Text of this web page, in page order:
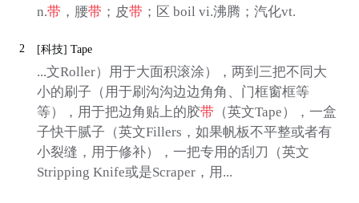
n.带 ，腰带 ；皮带 ；区 boil vi.沸腾；汽化vt.
2 [科技] Tape
...文Roller）用于大面积滚涂），两到三把不同大
小的刷子（用于刷沟沟边边角角、门框窗框等
等），用于把边角贴上的胶带 （英文Tape），一盒
子快干腻子（英文Fillers，如果帆板不平整或者有
小裂缝，用于修补），一把专用的刮刀（英文
Stripping Knife或是Scraper，用...